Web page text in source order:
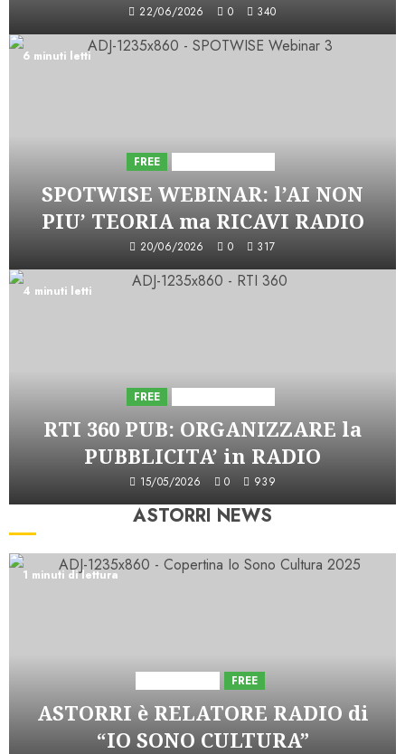
22/06/2026 0 340
6 minuti letti
FREE
SPOTWISE WEBINAR: l’AI NON
PIU’ TEORIA ma RICAVI RADIO
20/06/2026 0 317
4 minuti letti
FREE
RTI 360 PUB: ORGANIZZARE la
PUBBLICITA’ in RADIO
15/05/2026 0 939
ASTORRI NEWS
1 minuti di lettura
FREE
ASTORRI è RELATORE RADIO di
“IO SONO CULTURA”